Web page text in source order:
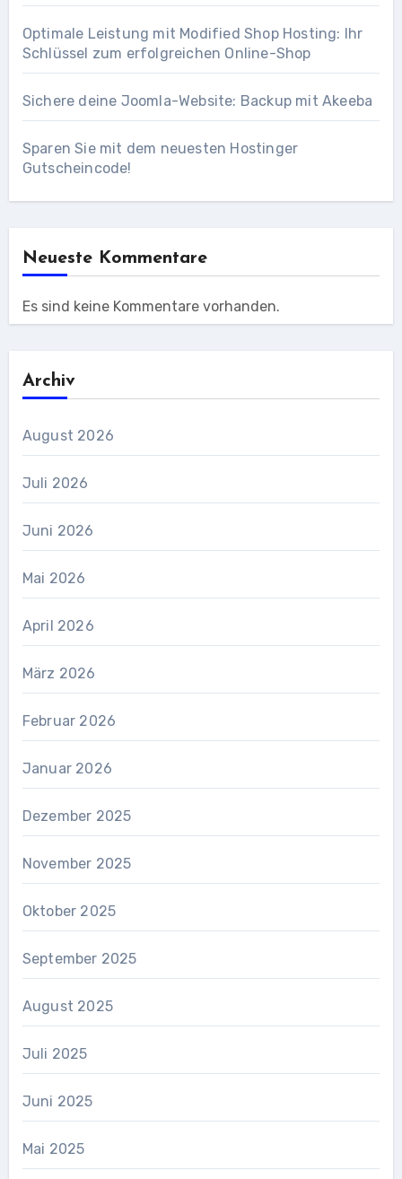
Optimale Leistung mit Modified Shop Hosting: Ihr
Schlüssel zum erfolgreichen Online-Shop
Sichere deine Joomla-Website: Backup mit Akeeba
Sparen Sie mit dem neuesten Hostinger
Gutscheincode!
Neueste Kommentare
Es sind keine Kommentare vorhanden.
Archiv
August 2026
Juli 2026
Juni 2026
Mai 2026
April 2026
März 2026
Februar 2026
Januar 2026
Dezember 2025
November 2025
Oktober 2025
September 2025
August 2025
Juli 2025
Juni 2025
Mai 2025